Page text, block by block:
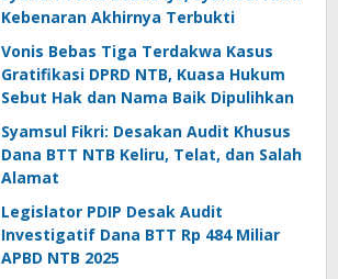
Kebenaran Akhirnya Terbukti
Vonis Bebas Tiga Terdakwa Kasus
Gratifikasi DPRD NTB, Kuasa Hukum
Sebut Hak dan Nama Baik Dipulihkan
Syamsul Fikri: Desakan Audit Khusus
Dana BTT NTB Keliru, Telat, dan Salah
Alamat
Legislator PDIP Desak Audit
Investigatif Dana BTT Rp 484 Miliar
APBD NTB 2025